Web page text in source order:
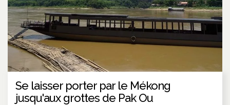
Se laisser porter par le Mékong
jusqu'aux grottes de Pak Ou